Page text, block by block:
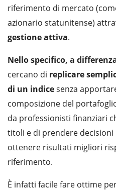
riferimento di mercato
azionario statunitense)
gestione attiva.
Nello specifico, a
cercano di replicare
di un indicesenza
composizione del
da professionisti finanziari
titoli e di prendere
ottenere risultati migliori
riferimento.
È infatti facile fare ottime